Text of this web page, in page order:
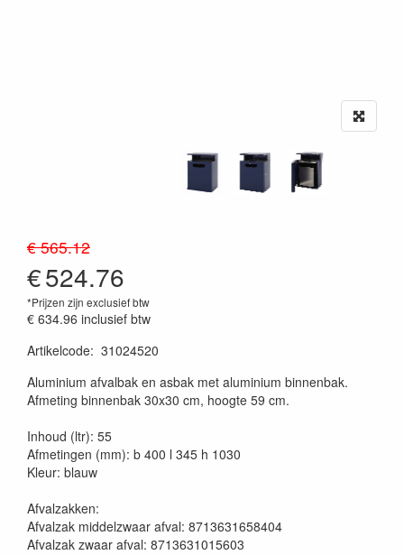
€ 565.12
€524.76
*Prijzen zijn exclusief btw
€ 634.96 inclusief btw
Artikelcode: 31024520
Aluminium afvalbak en asbak met aluminium binnenbak.
Afmeting binnenbak 30x30 cm, hoogte 59 cm.
Inhoud (ltr): 55
Afmetingen (mm): b 400 l 345 h 1030
Kleur: blauw
Afvalzakken:
Afvalzak middelzwaar afval: 8713631658404
Afvalzak zwaar afval: 8713631015603